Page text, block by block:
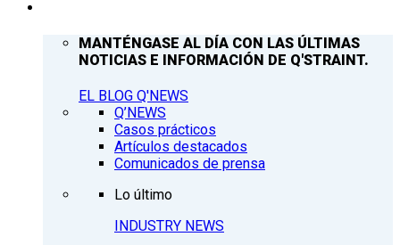
MANTÉNGASE AL DÍA CON LAS ÚLTIMAS
NOTICIAS E INFORMACIÓN DE Q'STRAINT.
EL BLOG Q'NEWS
Q’NEWS
Casos prácticos
Artículos destacados
Comunicados de prensa
Lo último
INDUSTRY NEWS